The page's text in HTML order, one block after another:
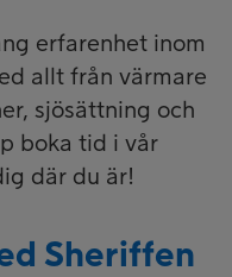
erfarenhet inom
allt från värmare
sjösättning och
boka tid i vår
där du är!
Sheriffen